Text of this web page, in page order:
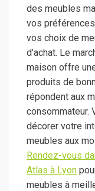
des meubles
vos
vos choix de
d’achat. Le
maison offre
produits de
répondent aux
consommateur.
décorer votre
meubles aux
Rendez-vous
Atlas à Lyon
meubles à